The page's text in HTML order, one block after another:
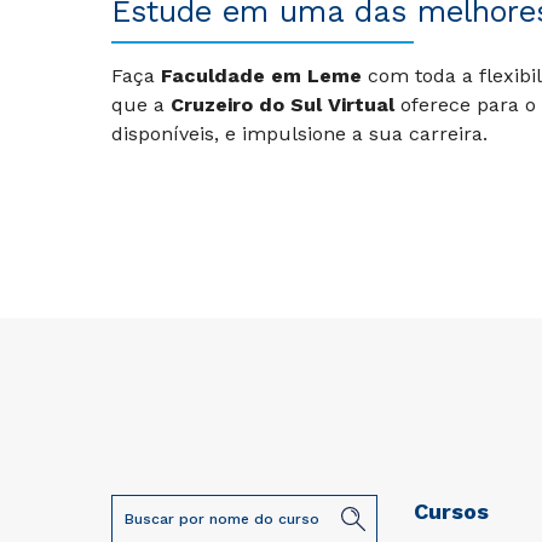
Estude em uma das
Faça Faculdade em Leme com toda a
que a Cruzeiro do Sul Virtualoferece para
disponíveis, e impulsione a sua carreira.
Cursos